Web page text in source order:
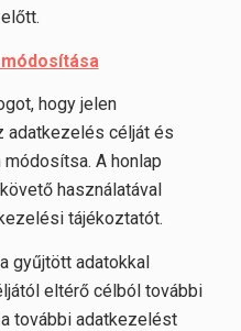
hogy jelen
adatkezelés célját és
A honlap
használatával
tájékoztatót.
gyűjtött adatokkal
eltérő célból további
további adatkezelést